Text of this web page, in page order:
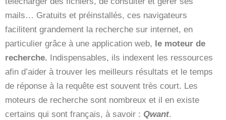
mails… Gratuits et préinstallés, ces navigateurs
facilitent grandement la recherche sur internet, en
particulier grâce à une application web, le moteur de
recherche. Indispensables, ils indexent les ressources
afin d’aider à trouver les meilleurs résultats et le temps
de réponse à la requête est souvent très court. Les
moteurs de recherche sont nombreux et il en existe
certains qui sont français, à savoir : Qwant.